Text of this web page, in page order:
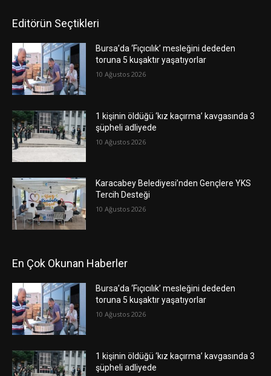
Editörün Seçtikleri
Bursa’da ‘Fıçıcılık’ mesleğini dededen
toruna 5 kuşaktır yaşatıyorlar
10 Ağustos 2026
1 kişinin öldüğü ‘kız kaçırma’ kavgasında 3
şüpheli adliyede
10 Ağustos 2026
Karacabey Belediyesi’nden Gençlere YKS
Tercih Desteği
10 Ağustos 2026
En Çok Okunan Haberler
Bursa’da ‘Fıçıcılık’ mesleğini dededen
toruna 5 kuşaktır yaşatıyorlar
10 Ağustos 2026
1 kişinin öldüğü ‘kız kaçırma’ kavgasında 3
şüpheli adliyede